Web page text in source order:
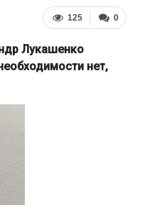
0
125
Лукашенко
нет,